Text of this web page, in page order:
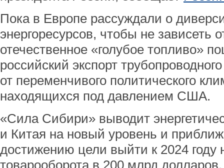
Пока в Европе рассуждали о
энергоресурсов, чтобы не зависеть
отечественное «голубое топливо»
российский экспорт
от переменчивого политического
находящихся под давлением США.
«Сила Сибири» выводит
и Китая на новый уровень и
достижению цели выйти к 2024 году
товарооборота в 200 млрд